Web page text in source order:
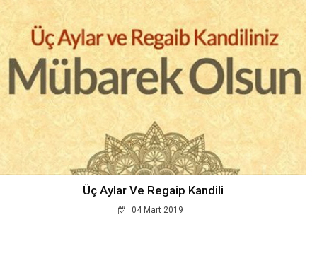
Üç Aylar Ve Regaip Kandili
04 Mart 2019